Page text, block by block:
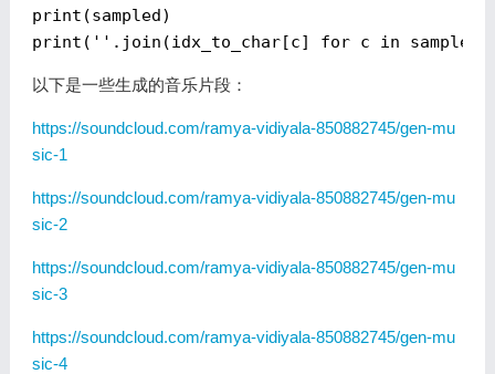
print
print (''. join (idx_to_char[c] for c in
以下是一些生成的音乐片段：
https://soundcloud.com/ramya-vidiyala-850882745/gen-mu
sic-1
https://soundcloud.com/ramya-vidiyala-850882745/gen-mu
sic-2
https://soundcloud.com/ramya-vidiyala-850882745/gen-mu
sic-3
https://soundcloud.com/ramya-vidiyala-850882745/gen-mu
sic-4